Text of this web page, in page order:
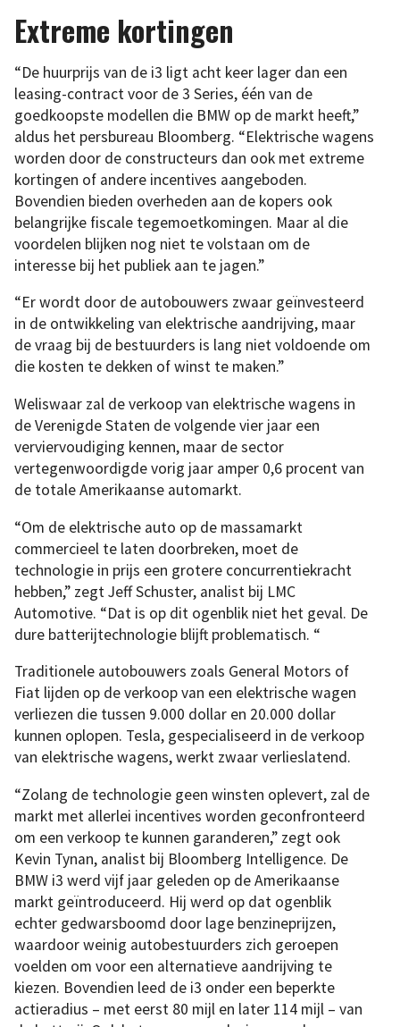
Extreme kortingen
“De huurprijs van de i3 ligt acht keer lager dan een
leasing-contract voor de 3 Series, één van de
goedkoopste modellen die BMW op de markt heeft,”
aldus het persbureau Bloomberg. “Elektrische wagens
worden door de constructeurs dan ook met extreme
kortingen of andere incentives aangeboden.
Bovendien bieden overheden aan de kopers ook
belangrijke fiscale tegemoetkomingen. Maar al die
voordelen blijken nog niet te volstaan om de
interesse bij het publiek aan te jagen.”
“Er wordt door de autobouwers zwaar geïnvesteerd
in de ontwikkeling van elektrische aandrijving, maar
de vraag bij de bestuurders is lang niet voldoende om
die kosten te dekken of winst te maken.”
Weliswaar zal de verkoop van elektrische wagens in
de Verenigde Staten de volgende vier jaar een
verviervoudiging kennen, maar de sector
vertegenwoordigde vorig jaar amper 0,6 procent van
de totale Amerikaanse automarkt.
“Om de elektrische auto op de massamarkt
commercieel te laten doorbreken, moet de
technologie in prijs een grotere concurrentiekracht
hebben,” zegt Jeff Schuster, analist bij LMC
Automotive. “Dat is op dit ogenblik niet het geval. De
dure batterijtechnologie blijft problematisch. “
Traditionele autobouwers zoals General Motors of
Fiat lijden op de verkoop van een elektrische wagen
verliezen die tussen 9.000 dollar en 20.000 dollar
kunnen oplopen. Tesla, gespecialiseerd in de verkoop
van elektrische wagens, werkt zwaar verlieslatend.
“Zolang de technologie geen winsten oplevert, zal de
markt met allerlei incentives worden geconfronteerd
om een verkoop te kunnen garanderen,” zegt ook
Kevin Tynan, analist bij Bloomberg Intelligence. De
BMW i3 werd vijf jaar geleden op de Amerikaanse
markt geïntroduceerd. Hij werd op dat ogenblik
echter gedwarsboomd door lage benzineprijzen,
waardoor weinig autobestuurders zich geroepen
voelden om voor een alternatieve aandrijving te
kiezen. Bovendien leed de i3 onder een beperkte
actieradius – met eerst 80 mijl en later 114 mijl – van